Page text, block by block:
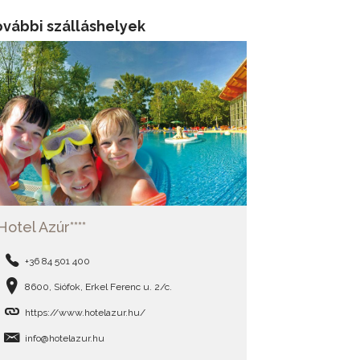
szálláshelyek
Azúr****
+36 84 501 400
8600, Siófok, Erkel Ferenc u. 2/c.
https://www.hotelazur.hu/
info@hotelazur.hu